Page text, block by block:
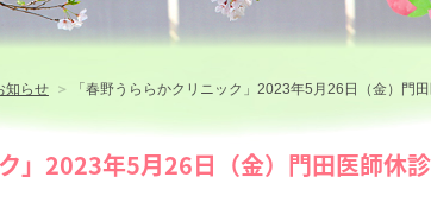
知らせ 「春野うららかクリニック」2023年5月26日（金）門
」2023年5月26日（金）門田医師休